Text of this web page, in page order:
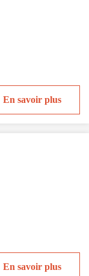
En savoir plus
En savoir plus